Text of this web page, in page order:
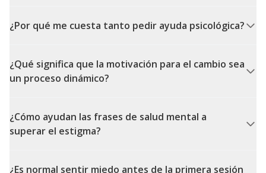
¿Por qué me cuesta tanto pedir ayuda psicológica?
¿Qué significa que la motivación para el cambio sea
un proceso dinámico?
¿Cómo ayudan las frases de salud mental a
superar el estigma?
¿Es normal sentir miedo antes de la primera sesión